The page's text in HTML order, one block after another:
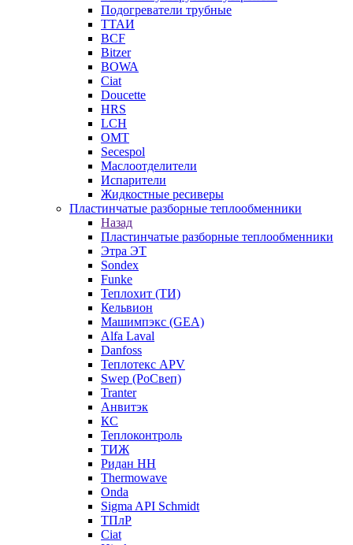
Подогреватели трубные
ТТАИ
BCF
Bitzer
BOWA
Ciat
Doucette
HRS
LCH
OMT
Secespol
Маслоотделители
Испарители
Жидкостные ресиверы
Пластинчатые разборные теплообменники
Назад
Пластинчатые разборные теплообменники
Этра ЭТ
Sondex
Funke
Теплохит (ТИ)
Кельвион
Машимпэкс (GEA)
Alfa Laval
Danfoss
Теплотекс APV
Swep (РоСвеп)
Tranter
Анвитэк
КС
Теплоконтроль
ТИЖ
Ридан НН
Thermowave
Onda
Sigma API Schmidt
ТПлР
Ciat